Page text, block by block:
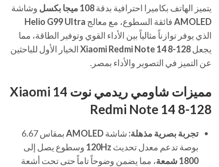
يتميز الهاتف بكاميرا احترافية بدقة108 ميجا بكسل
وشاشة
AMOLEDفائقة السطوع، مع معالج Helio G99 Ultra
الذي يوفر توازناً مثالياً بين الأداء القوي وتوفير الطاقة، مما
يجعلXiaomi Redmi Note 14 8-128الخيار الأول للباحثين
عن التميز في التصوير والأداء بمصر.
مميزات شاومي ريدمي نوت 14 Xiaomi
Redmi Note 14 8-128
تجربة بصرية مذهلة: شاشةAMOLED
بمقاس 6.67
بوصة تدعم معدل تحديث 120Hz وسطوع يصل إلى
1800 شمعة
، مما يضمن وضوحاً تاماً حتى تحت أشعة